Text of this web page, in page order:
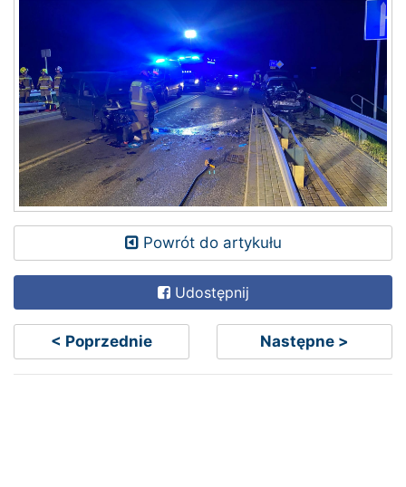
Powrót do artykułu
Udostępnij
< Poprzednie Następne >